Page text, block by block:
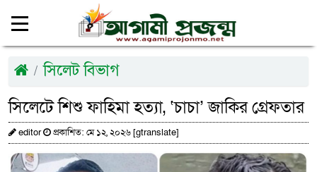
সিলেট বিভাগ
সিলেটে শিশু ফাহিমা হত্যা, ‘চাচা’ জাকির গ্রেফতার
editor প্রকাশিত: মে ১২, ২০২৬ [gtranslate]